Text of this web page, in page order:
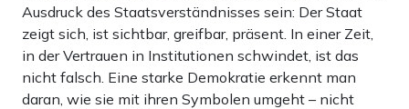
Ausdruck des Staatsverständnisses sein: Der Staat
zeigt sich, ist sichtbar, greifbar, präsent. In einer Zeit,
in der Vertrauen in Institutionen schwindet, ist das
nicht falsch. Eine starke Demokratie erkennt man
daran, wie sie mit ihren Symbolen umgeht – nicht